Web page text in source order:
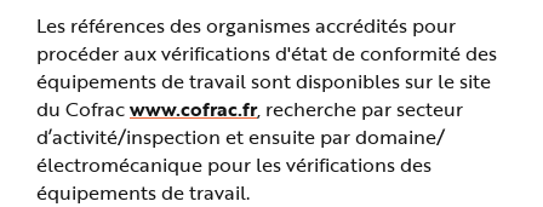
Les références des organismes accrédités pour
procéder aux vérifications d'état de conformité des
équipements de travail sont disponibles sur le site
du Cofracwww.cofrac.fr, recherche par secteur
d’activité/inspection et ensuite par domaine/
électromécanique pour les vérifications des
équipements de travail.